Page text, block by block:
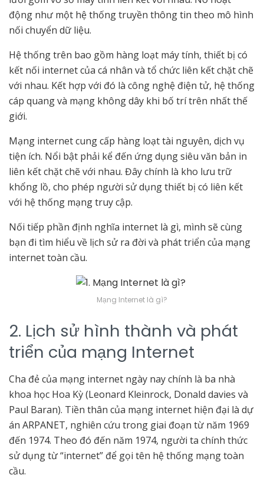
động như một hệ thống truyền thông tin theo mô hình
nối chuyển dữ liệu.
Hệ thống trên bao gồm hàng loạt máy tính, thiết bị có
kết nối internet của cá nhân và tổ chức liên kết chặt chẽ
với nhau. Kết hợp với đó là công nghệ điện tử, hệ thống
cáp quang và mạng không dây khi bố trí trên nhất thế
giới.
Mạng internet cung cấp hàng loạt tài nguyên, dịch vụ
tiện ích. Nổi bật phải kể đến ứng dụng siêu văn bản in
liên kết chặt chẽ với nhau. Đây chính là kho lưu trữ
khổng lồ, cho phép người sử dụng thiết bị có liên kết
với hệ thống mạng truy cập.
Nối tiếp phần định nghĩa internet là gì, mình sẽ cùng
bạn đi tìm hiểu về lịch sử ra đời và phát triển của mạng
internet toàn cầu.
Mạng Internet là gì?
2. Lịch sử hình thành và phát
triển của mạng Internet
Cha đẻ của mạng internet ngày nay chính là ba nhà
khoa học Hoa Kỳ (Leonard Kleinrock, Donald davies và
Paul Baran). Tiền thân của mạng internet hiện đại là dự
án ARPANET, nghiên cứu trong giai đoạn từ năm 1969
đến 1974. Theo đó đến năm 1974, người ta chính thức
sử dụng từ “internet” để gọi tên hệ thống mạng toàn
cầu.